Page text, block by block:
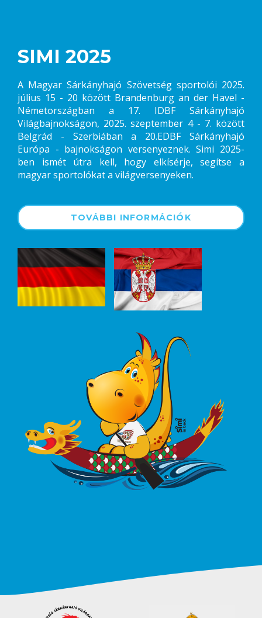
SIMI 2025
A Magyar Sárkányhajó Szövetség sportolói 2025.
július 15 - 20 között Brandenburg an der Havel -
Németországban a 17. IDBF Sárkányhajó
Világbajnokságon, 2025. szeptember 4 - 7. között
Belgrád - Szerbiában a 20.EDBF Sárkányhajó
Európa - bajnokságon versenyeznek. Simi 2025-
ben ismét útra kell, hogy elkísérje, segítse a
magyar sportolókat a világversenyeken.
TOVÁBBI INFORMÁCIÓK